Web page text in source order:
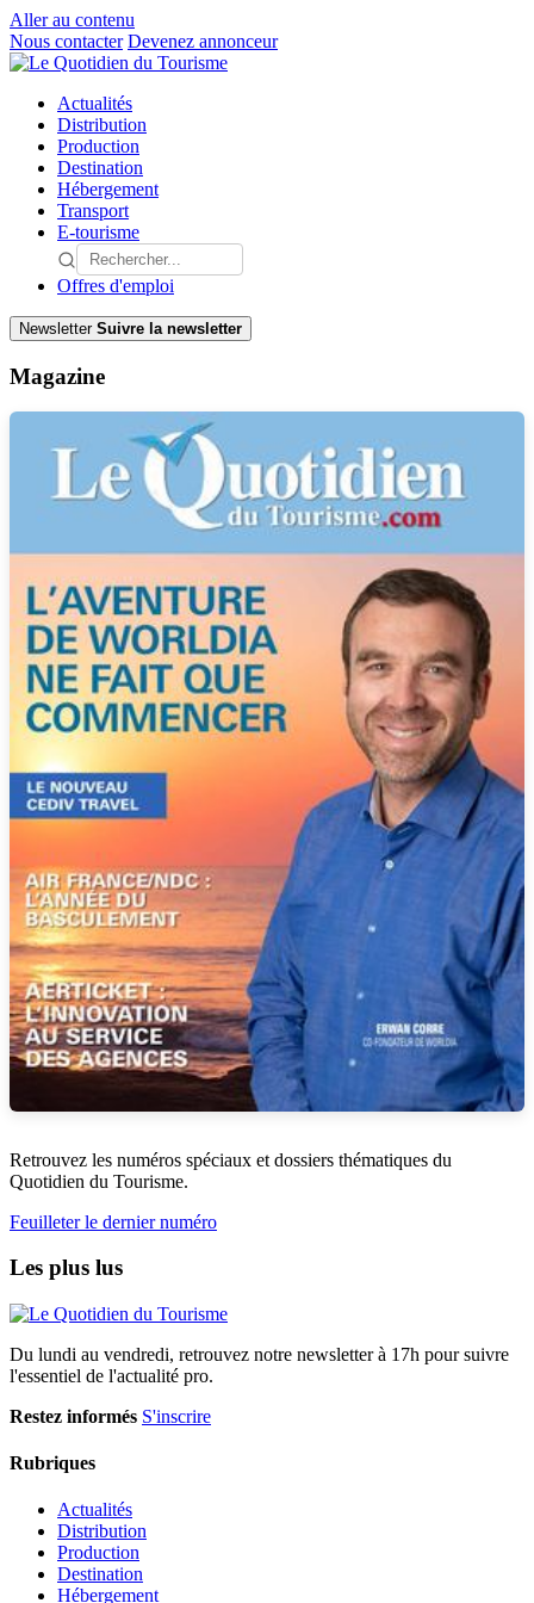
Aller au contenu
Nous contacter Devenez annonceur
Actualités
Distribution
Production
Destination
Hébergement
Transport
E-tourisme
Offres d'emploi
Newsletter Suivre la newsletter
Magazine
Retrouvez les numéros spéciaux et dossiers thématiques du
Quotidien du Tourisme.
Feuilleter le dernier numéro
Les plus lus
Du lundi au vendredi, retrouvez notre newsletter à 17h pour suivre
l'essentiel de l'actualité pro.
Restez informés S'inscrire
Rubriques
Actualités
Distribution
Production
Destination
Hébergement